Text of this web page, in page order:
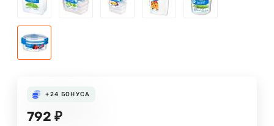
+24 БОНУСА
792 ₽